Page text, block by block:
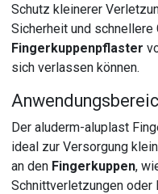
Schutz kleinerer
Sicherheit und schnellere
Fingerkuppenpflaster
sich verlassen können.
Der aluderm-aluplast
ideal zur Versorgung
an den Fingerkuppen,
Schnittverletzungen oder